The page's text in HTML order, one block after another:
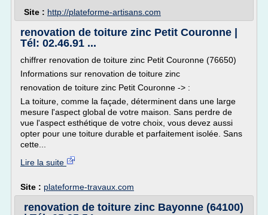
Site : http://plateforme-artisans.com
renovation de toiture zinc Petit Couronne |
Tél: 02.46.91 ...
chiffrer renovation de toiture zinc Petit Couronne (76650)
Informations sur renovation de toiture zinc
renovation de toiture zinc Petit Couronne -> :
La toiture, comme la façade, déterminent dans une large
mesure l'aspect global de votre maison. Sans perdre de
vue l'aspect esthétique de votre choix, vous devez aussi
opter pour une toiture durable et parfaitement isolée. Sans
cette...
Lire la suite
Site : plateforme-travaux.com
renovation de toiture zinc Bayonne (64100)